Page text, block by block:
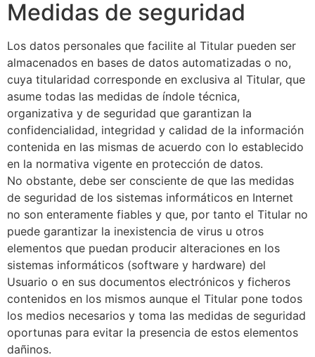
Medidas de seguridad
Los datos personales que facilite al Titular pueden ser
almacenados en bases de datos automatizadas o no,
cuya titularidad corresponde en exclusiva al Titular, que
asume todas las medidas de índole técnica,
organizativa y de seguridad que garantizan la
confidencialidad, integridad y calidad de la información
contenida en las mismas de acuerdo con lo establecido
en la normativa vigente en protección de datos.
No obstante, debe ser consciente de que las medidas
de seguridad de los sistemas informáticos en Internet
no son enteramente fiables y que, por tanto el Titular no
puede garantizar la inexistencia de virus u otros
elementos que puedan producir alteraciones en los
sistemas informáticos (software y hardware) del
Usuario o en sus documentos electrónicos y ficheros
contenidos en los mismos aunque el Titular pone todos
los medios necesarios y toma las medidas de seguridad
oportunas para evitar la presencia de estos elementos
dañinos.